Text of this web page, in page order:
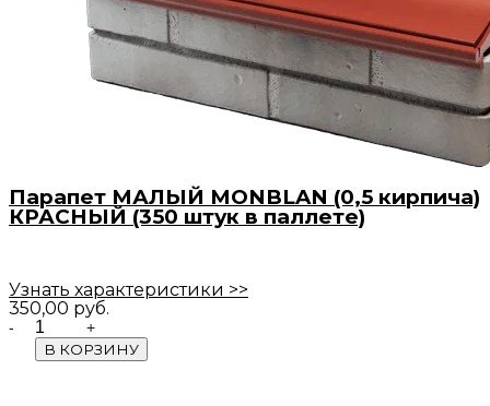
Парапет МАЛЫЙ MONBLAN (0,5 кирпича)
КРАСНЫЙ (350 штук в паллете)
Узнать характеристики >>
350,00 руб.
Quantity
В КОРЗИНУ